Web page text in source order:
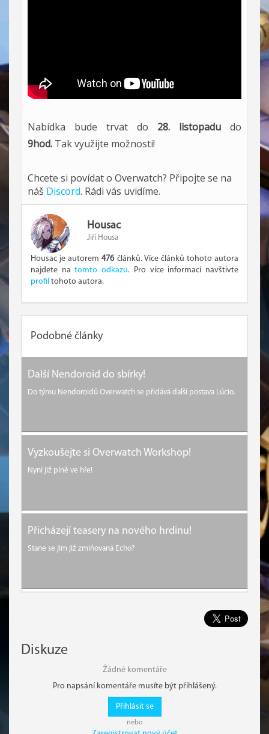
Nabídka bude trvat do 28. listopadu do
9hod. Tak využijte možnosti!
Chcete si povídat o Overwatch? Připojte se na
náš Discord. Rádi vás uvidíme.
Housac
Jiří Housa
Housac je autorem476článků. Více článků tohoto autora
najdete natomto odkazu. Pro více informací navštivte
profil tohoto autora.
Podobné články
Další Nendoroid do sbírky!
Do týmu Nendoroidů Overwatch se přidává další postava Lúcio.
Vyzkoušejte si Overwatch Workshop!
Nyní již plně ve hře!
Přicházejí teasery na nového hrdinu!
Stane se jim již zmiňovaná Echo?
Diskuze
Žádné komentáře
Pro napsání komentáře musíte být přihlášený.
Přihlásit se
nebo